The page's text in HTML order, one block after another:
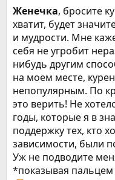
Женечка, бросите
хватит, будет
и мудрости. Мне
себя не угробит
нибудь другим
на моем месте,
непопулярным. По
это верить! Не
годы, которые я в
поддержку тех, кто
зависимости, были
Уж не подводите
*показывая пальцем